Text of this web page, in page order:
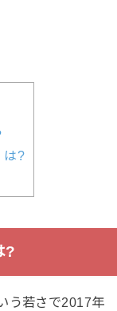
は?
?
う若さで2017年